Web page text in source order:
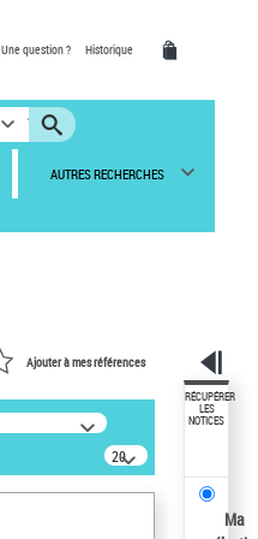
Une question ? Historique
AUTRES RECHERCHES
Ajouter à mes références
20
résultats/page
RÉCUPÉRER
LES
NOTICES
Ma